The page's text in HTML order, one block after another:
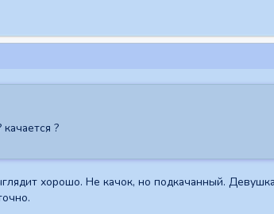
?
хорошо. Не качок, но подкачанный.